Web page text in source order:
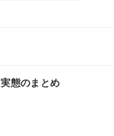
態のまとめ